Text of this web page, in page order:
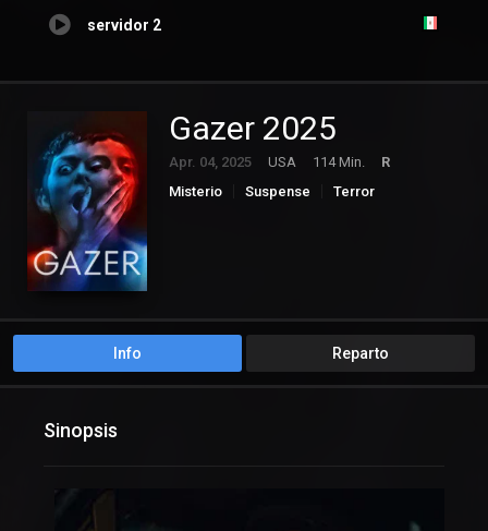
servidor 2
Gazer 2025
Apr. 04, 2025 USA 114 Min.
R
Misterio
Suspense Terror
Info Reparto
Sinopsis